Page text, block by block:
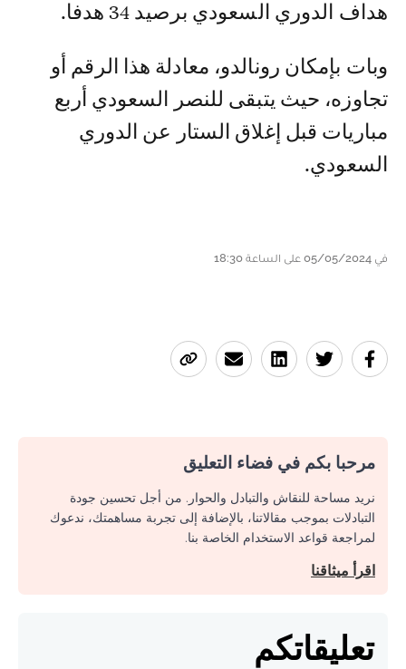
هداف الدوري السعودي برصيد 34 هدفا.
وبات بإمكان رونالدو، معادلة هذا الرقم أو
تجاوزه، حيث يتبقى للنصر السعودي أربع
مباريات قبل إغلاق الستار عن الدوري
السعودي.
في 05/05/2024 على الساعة 18:30
مرحبا بكم في فضاء التعليق
نريد مساحة للنقاش والتبادل والحوار. من أجل تحسين جودة
التبادلات بموجب مقالاتنا، بالإضافة إلى تجربة مساهمتك، ندعوك
لمراجعة قواعد الاستخدام الخاصة بنا.
اقرأ ميثاقنا
تعليقاتكم